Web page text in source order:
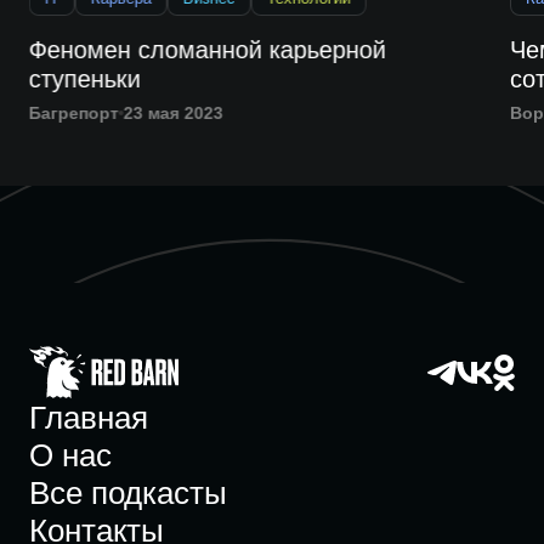
Феномен сломанной карьерной
ступеньки
Багрепорт 23 мая 2023
Главная
О нас
Все подкасты
Контакты